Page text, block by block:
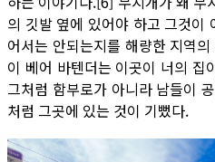
의 깃발 옆에 있어야 하고 그것이
어서는 안되는지를 해량한 지역
이 베어 바텐더는 이곳이 너의 집
그처럼 함부로가 아니라 남들이
처럼 그곳에 있는 것이 기뻤다.